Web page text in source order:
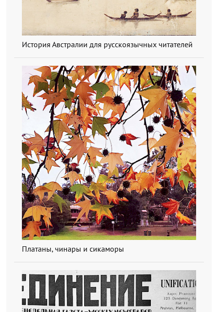
История Австралии для русскоязычных читателей
Платаны, чинары и сикаморы